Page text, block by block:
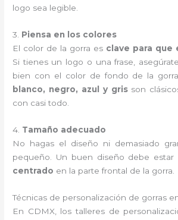
logo sea legible.
3. Piensa en los colores
El color de la gorra es clave para que
Si tienes un logo o una frase,
bien con el color de fondo de la
blanco, negro, azul y grisson
con casi todo.
4. Tamaño adecuado
No hagas el diseño ni demasiado
pequeño. Un buen diseño debe estar
centrado en la parte frontal de la gorra.
Técnicas de personalización de gorras
En CDMX, los talleres de